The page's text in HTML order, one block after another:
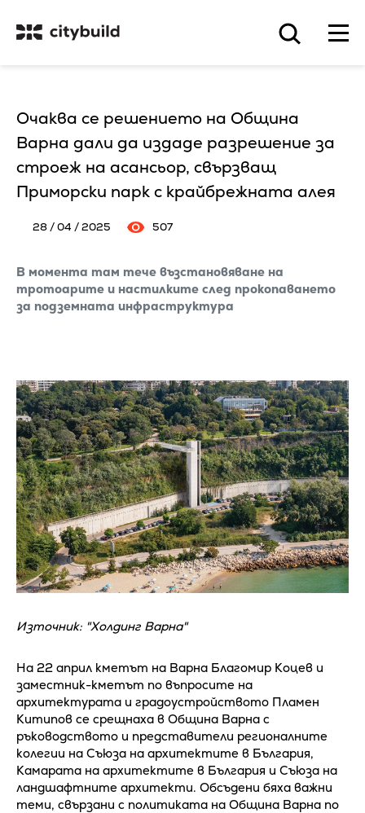
Очаква се решението на Община
Варна дали да издаде разрешение за
строеж на асансьор, свързващ
Приморски парк с крайбрежната алея
28 / 04 / 2025 507
В момента там тече възстановяване на
тротоарите и настилките след прокопаването
за подземната инфраструктура
Източник: "Холдинг Варна"
На 22 април кметът на Варна Благомир Коцев и
заместник-кметът по въпросите на
архитектурата и градоустройството Пламен
Китипов се срещнаха в Община Варна с
ръководството и представители регионалните
колегии на Съюза на архитектите в България,
Камарата на архитектите в България и Съюза на
ландшафтните архитекти. Обсъдени бяха важни
теми, свързани с политиката на Община Варна по